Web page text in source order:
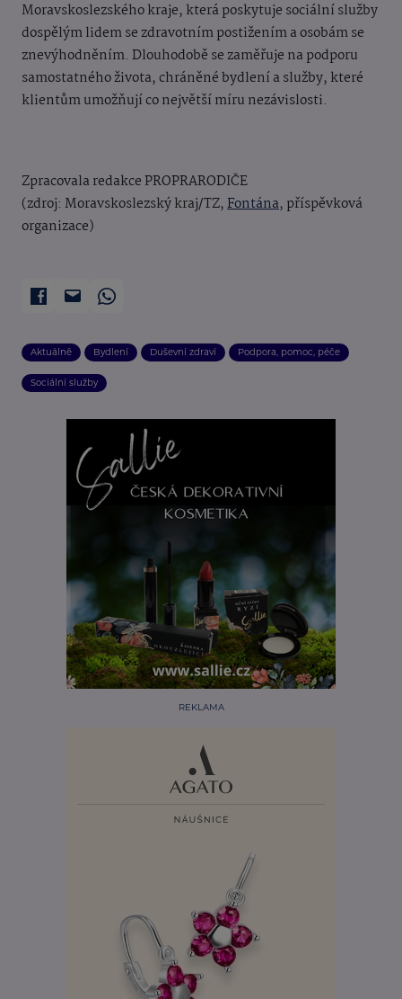
Moravskoslezského kraje, která poskytuje sociální služby
dospělým lidem se zdravotním postižením a osobám se
znevýhodněním. Dlouhodobě se zaměřuje na podporu
samostatného života, chráněné bydlení a služby, které
klientům umožňují co největší míru nezávislosti.
Zpracovala redakce PROPRARODIČE
(zdroj: Moravskoslezský kraj/TZ,Fontána, příspěvková
organizace)
Aktuálně Bydlení Duševní zdraví Podpora, pomoc, péče
Sociální služby
REKLAMA